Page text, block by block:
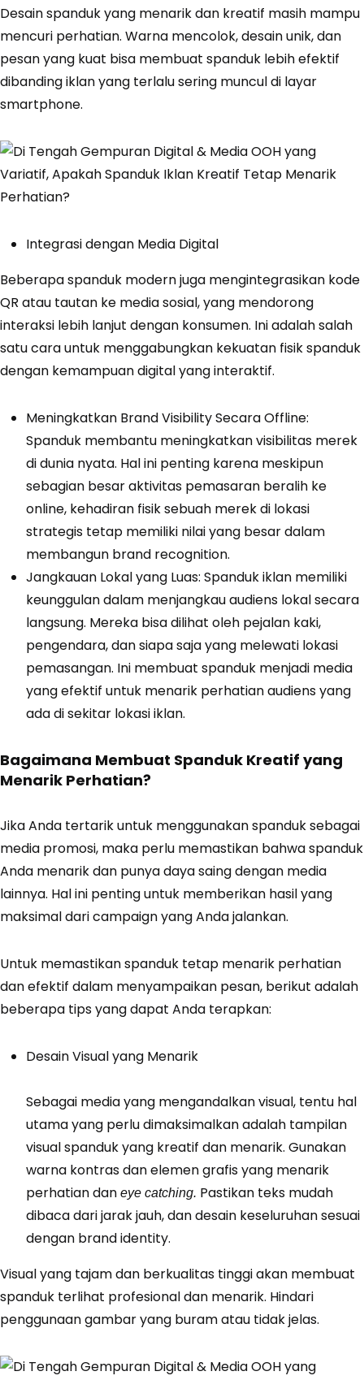
Desain spanduk yang menarik dan kreatif masih mampu
mencuri perhatian. Warna mencolok, desain unik, dan
pesan yang kuat bisa membuat spanduk lebih efektif
dibanding iklan yang terlalu sering muncul di layar
smartphone.
Integrasi dengan Media Digital
Beberapa spanduk modern juga mengintegrasikan kode
QR atau tautan ke media sosial, yang mendorong
interaksi lebih lanjut dengan konsumen. Ini adalah salah
satu cara untuk menggabungkan kekuatan fisik spanduk
dengan kemampuan digital yang interaktif.
Meningkatkan Brand Visibility Secara Offline:
Spanduk membantu meningkatkan visibilitas merek
di dunia nyata. Hal ini penting karena meskipun
sebagian besar aktivitas pemasaran beralih ke
online, kehadiran fisik sebuah merek di lokasi
strategis tetap memiliki nilai yang besar dalam
membangun brand recognition.
Jangkauan Lokal yang Luas: Spanduk iklan memiliki
keunggulan dalam menjangkau audiens lokal secara
langsung. Mereka bisa dilihat oleh pejalan kaki,
pengendara, dan siapa saja yang melewati lokasi
pemasangan. Ini membuat spanduk menjadi media
yang efektif untuk menarik perhatian audiens yang
ada di sekitar lokasi iklan.
Bagaimana Membuat Spanduk Kreatif yang
Menarik Perhatian?
Jika Anda tertarik untuk menggunakan spanduk sebagai
media promosi, maka perlu memastikan bahwa spanduk
Anda menarik dan punya daya saing dengan media
lainnya. Hal ini penting untuk memberikan hasil yang
maksimal dari campaign yang Anda jalankan.
Untuk memastikan spanduk tetap menarik perhatian
dan efektif dalam menyampaikan pesan, berikut adalah
beberapa tips yang dapat Anda terapkan:
Desain Visual yang Menarik
Sebagai media yang mengandalkan visual, tentu hal
utama yang perlu dimaksimalkan adalah tampilan
visual spanduk yang kreatif dan menarik. Gunakan
warna kontras dan elemen grafis yang menarik
perhatian dan eye catching. Pastikan teks mudah
dibaca dari jarak jauh, dan desain keseluruhan sesuai
dengan brand identity.
Visual yang tajam dan berkualitas tinggi akan membuat
spanduk terlihat profesional dan menarik. Hindari
penggunaan gambar yang buram atau tidak jelas.